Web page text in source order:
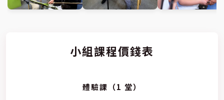
小組課程價錢表
體驗課（1 堂）